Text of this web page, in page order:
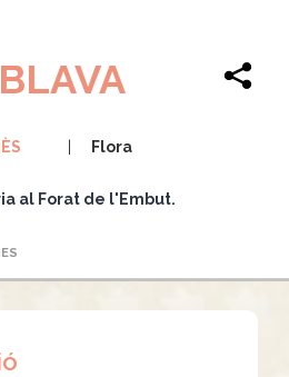
Flora
al Forat de l'Embut.